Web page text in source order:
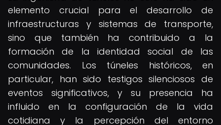
elemento crucial para el desarrollo de
infraestructuras y sistemas de transporte,
sino que también ha contribuido a la
formación de la identidad social de las
comunidades. Los túneles históricos, en
particular, han sido testigos silenciosos de
eventos significativos, y su presencia ha
influido en la configuración de la vida
cotidiana y la percepción del entorno